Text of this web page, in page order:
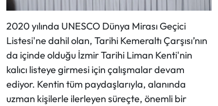
2020 yılında UNESCO Dünya Mirası Geçici
Listesi'ne dahil olan, Tarihi Kemeraltı Çarşısı’nın
da içinde olduğu İzmir Tarihi Liman Kenti'nin
kalıcı listeye girmesi için çalışmalar devam
ediyor. Kentin tüm paydaşlarıyla, alanında
uzman kişilerle ilerleyen süreçte, önemli bir